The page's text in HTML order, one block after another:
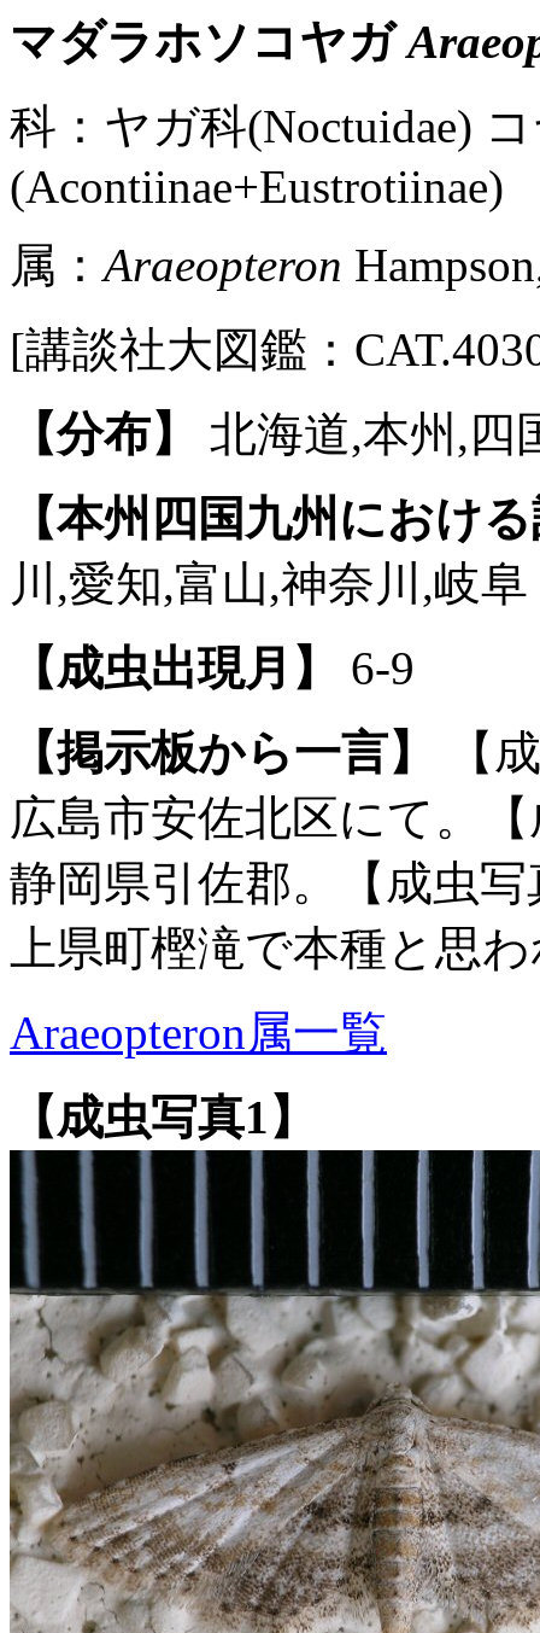
マダラホソコヤガ
科：ヤガ科(Noctuidae)
(Acontiinae+Eustrotiinae)
属：Araeopteron
[講談社大図鑑：
【分布】
北海道,本州,四
【本州四国九州におけ
川,愛知,富山,神奈川,岐阜
【成虫出現月】
6-9
【掲示板から一言】
【
広島市安佐北区にて。
静岡県引佐郡。【成虫
上県町樫滝で本種と思
Araeopteron属一覧
【成虫写真1】